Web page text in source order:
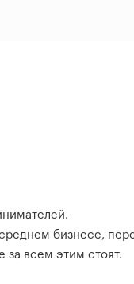
бизнесе,
за всем этим стоят.